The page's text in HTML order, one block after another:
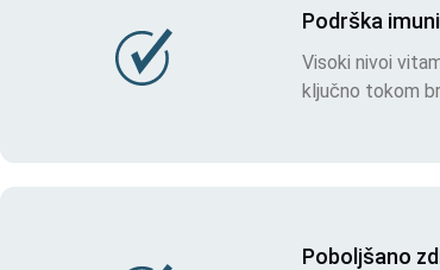
Podrška
Visoki nivoi
ključno tokom
Poboljšano